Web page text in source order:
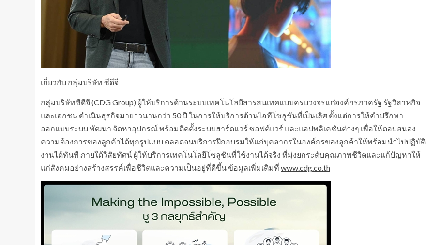
เกี่ยวกับ กลุ่มบริษัท ซีดีจี
กลุ่มบริษัทซีดีจี (CDG Group) ผู้ให้บริการด้านระบบเทคโนโลยีสารสนเทศแบบครบวงจรแก่องค์กรภาครัฐ รัฐวิสาหกิจ
และเอกชน ดำเนินธุรกิจมายาวนานกว่า 50 ปี ในการให้บริการด้านไอทีโซลูชันที่เป็นเลิศ ตั้งแต่การให้คำปรึกษา
ออกแบบระบบ พัฒนา จัดหาอุปกรณ์ พร้อมติดตั้งระบบฮาร์ดแวร์ ซอฟต์แวร์ และแอปพลิเคชันต่างๆ เพื่อให้ตอบสนอง
ความต้องการของลูกค้าได้ทุกรูปแบบ ตลอดจนบริการฝึกอบรมให้แก่บุคลากรในองค์กรของลูกค้าให้พร้อมนำไปปฏิบัติ
งานได้ทันที ภายใต้วิสัยทัศน์ ผู้ให้บริการเทคโนโลยีโซลูชันที่ใช้งานได้จริง ที่มุ่งยกระดับคุณภาพชีวิตและแก้ปัญหาให้
แก่สังคมอย่างสร้างสรรค์เพื่อชีวิตและความเป็นอยู่ที่ดีขึ้น ข้อมูลเพิ่มเติมที่ www.cdg.co.th